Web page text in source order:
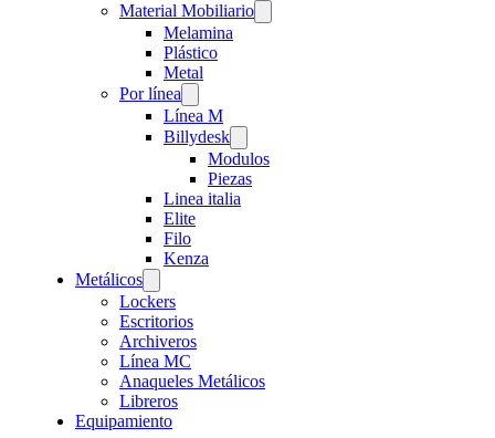
Material Mobiliario
Melamina
Plástico
Metal
Por línea
Línea M
Billydesk
Modulos
Piezas
Linea italia
Elite
Filo
Kenza
Metálicos
Lockers
Escritorios
Archiveros
Línea MC
Anaqueles Metálicos
Libreros
Equipamiento